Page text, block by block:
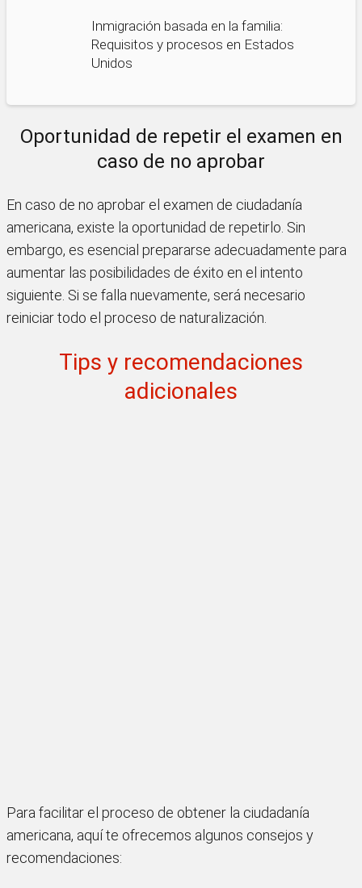
Inmigración basada en la familia:
Requisitos y procesos en Estados
Unidos
Oportunidad de repetir el examen en
caso de no aprobar
En caso de no aprobar el examen de ciudadanía
americana, existe la oportunidad de repetirlo. Sin
embargo, es esencial prepararse adecuadamente para
aumentar las posibilidades de éxito en el intento
siguiente. Si se falla nuevamente, será necesario
reiniciar todo el proceso de naturalización.
Tips y recomendaciones
adicionales
Para facilitar el proceso de obtener la ciudadanía
americana, aquí te ofrecemos algunos consejos y
recomendaciones: